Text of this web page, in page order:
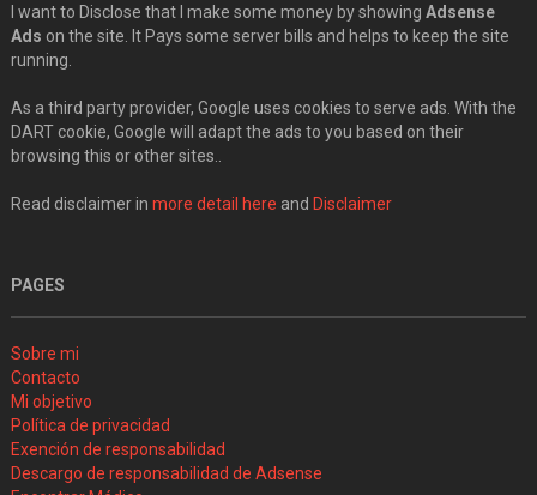
I want to Disclose that I make some money by showing Adsense
Ads on the site. It Pays some server bills and helps to keep the site
running.
As a third party provider, Google uses cookies to serve ads. With the
DART cookie, Google will adapt the ads to you based on their
browsing this or other sites..
Read disclaimer in more detail here and Disclaimer
PAGES
Sobre mi
Contacto
Mi objetivo
Política de privacidad
Exención de responsabilidad
Descargo de responsabilidad de Adsense